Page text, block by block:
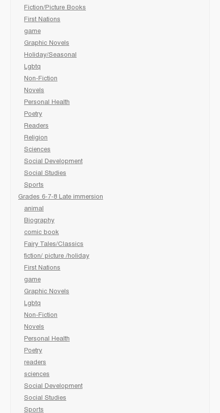
Fiction/Picture Books
First Nations
game
Graphic Novels
Holiday/Seasonal
Lgbtq
Non-Fiction
Novels
Personal Health
Poetry
Readers
Religion
Sciences
Social Development
Social Studies
Sports
Grades 6-7-8 Late immersion
animal
Biography
comic book
Fairy Tales/Classics
fiction/ picture /holiday
First Nations
game
Graphic Novels
Lgbtq
Non-Fiction
Novels
Personal Health
Poetry
readers
sciences
Social Development
Social Studies
Sports